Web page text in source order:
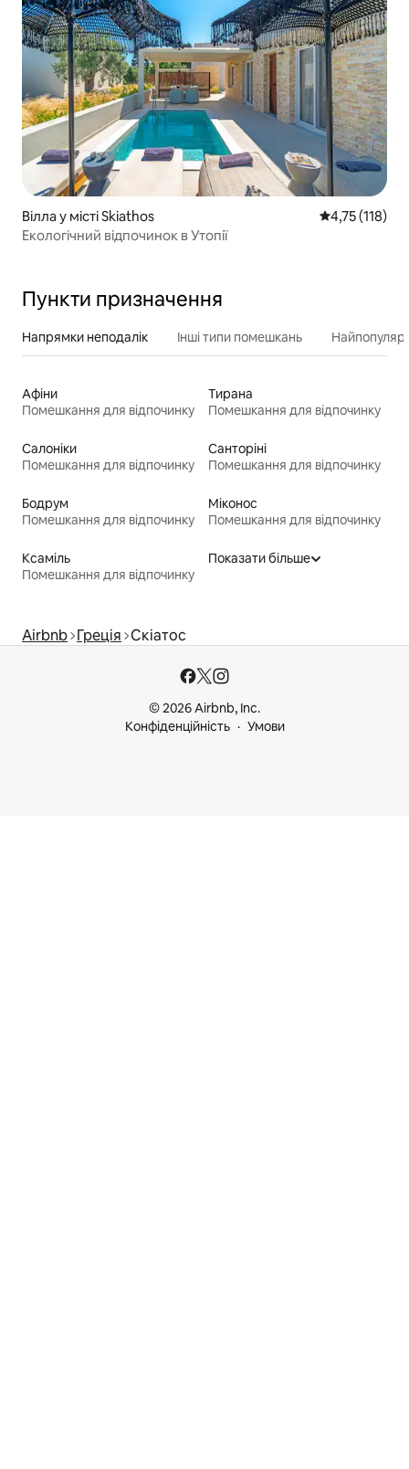
Вілла у місті Skiathos Середня
4,75 (118)
Екологічний відпочинок в Утопії
Пункти призначення
Напрямки неподалік Інші типи помешкань
Афіни
Помешкання для відпочинку
Тирана
Помешкання для відпочинку
Салоніки
Помешкання для відпочинку
Санторіні
Помешкання для відпочинку
Бодрум
Помешкання для відпочинку
Міконос
Помешкання для відпочинку
Ксаміль
Помешкання для відпочинку
Показати більше
Airbnb Греція Скіатос
© 2026 Airbnb, Inc.
Конфіденційність
Умови